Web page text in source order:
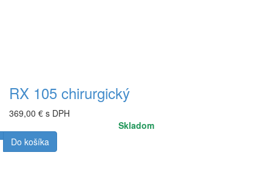
RX 105 chirurgický
369,00 € s DPH
Skladom
Do košíka